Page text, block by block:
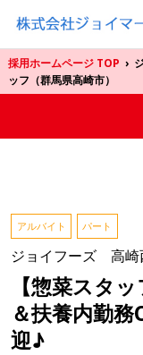
採用ホームページ TOP ›
ッフ（群馬県高崎市）
アルバイト パート
ジョイフーズ 高崎
【惣菜スタ
＆扶養内勤
迎♪